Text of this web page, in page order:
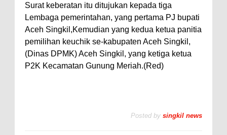
Surat keberatan itu ditujukan kepada tiga
Lembaga pemerintahan, yang pertama PJ bupati
Aceh Singkil,Kemudian yang kedua ketua panitia
pemilihan keuchik se-kabupaten Aceh Singkil,
(Dinas DPMK) Aceh Singkil, yang ketiga ketua
P2K Kecamatan Gunung Meriah.(Red)
Posted by singkil news